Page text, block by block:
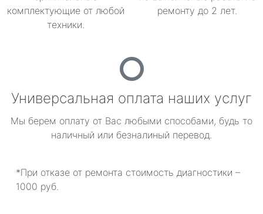
комплектующие от любой
техники.
ремонту до 2 лет.
Универсальная оплата наших услуг
Мы берем оплату от Вас любыми способами, будь то
наличный или безналиный перевод.
*При отказе от ремонта стоимость диагностики –
1000 руб.